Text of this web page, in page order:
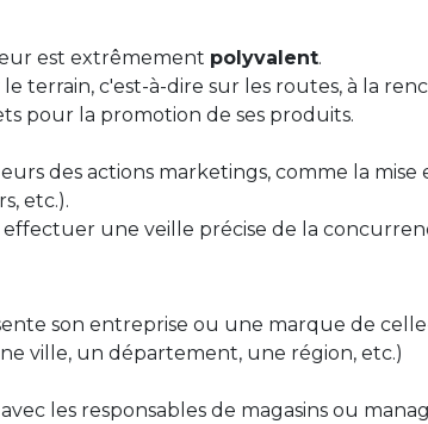
est extrêmement polyvalent.
terrain, c'est-à-dire sur les routes, à la
pour la promotion de ses produits.
des actions marketings, comme la mise
etc.).
effectuer une veille précise de la
son entreprise ou une marque de
ville, un département, une région, etc.)
les responsables de magasins ou